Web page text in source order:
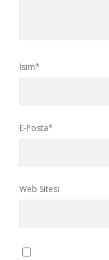
İsim*
E-Posta*
Web Sitesi